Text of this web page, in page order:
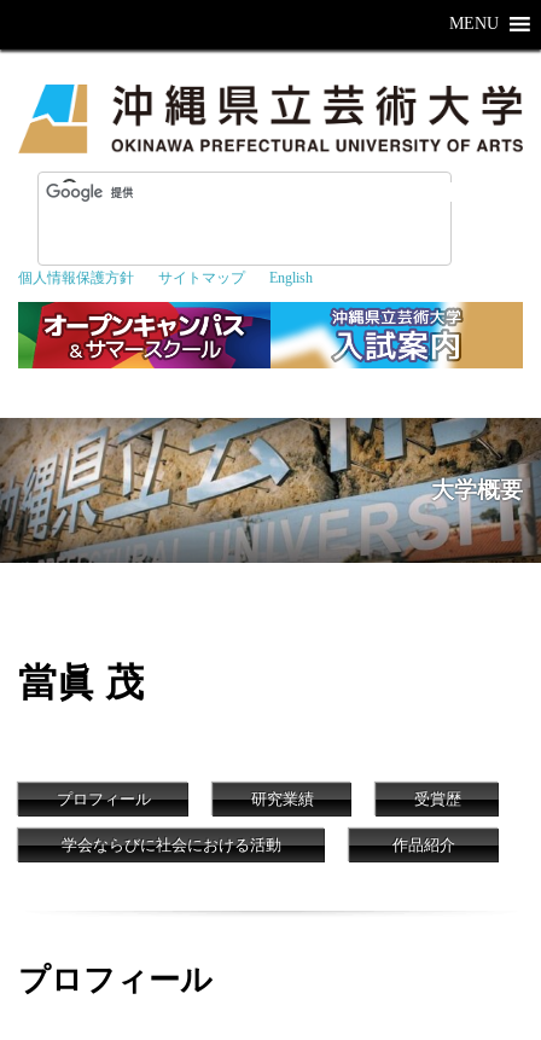
個人情報保護方針 サイトマップ English
MENU
大学概要
當眞 茂
プロフィール 研究業績 受賞歴
学会ならびに社会における活動 作品紹介
プロフィール